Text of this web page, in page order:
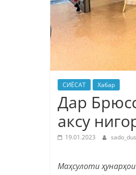
СИЁСАТ Хабар
Дар
аксу
19.01.2023
Маҳсулоти